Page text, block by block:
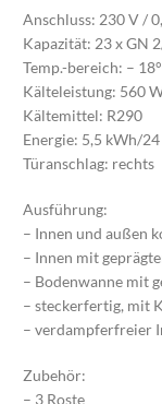
Anschluss: 230 V /
Kapazität: 23 x GN
Temp.-bereich: –
Kälteleistung: 560
Kältemittel: R290
Energie: 5,5 kWh/24
Türanschlag: rechts
Ausführung:
– Innen und außen
– Innen mit
– Bodenwanne mit
– steckerfertig, mit
– verdampferfreier
Zubehör:
– 3 Roste